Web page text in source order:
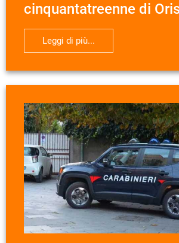
cinquantatreenne di
Leggi di più...